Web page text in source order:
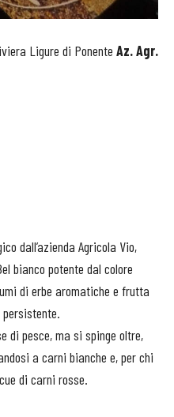
Ligure di Ponente Az. Agr.
dall’azienda Agricola Vio,
bianco potente dal colore
di erbe aromatiche e frutta
di pesce, ma si spinge oltre,
a carni bianche e, per chi
di carni rosse.